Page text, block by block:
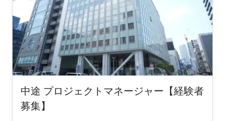
中途 プロジェクトマネージャー【経験者
募集】